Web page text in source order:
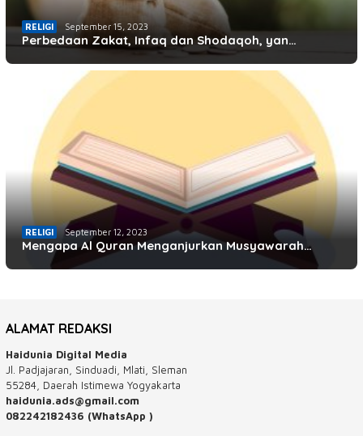
RELIGI September 15, 2023
Perbedaan Zakat, Infaq dan Shodaqoh, yan…
RELIGI September 12, 2023
Mengapa Al Quran Menganjurkan Musyawarah…
ALAMAT REDAKSI
Haidunia Digital Media
Jl. Padjajaran, Sinduadi, Mlati, Sleman
55284, Daerah Istimewa Yogyakarta
haidunia.ads@gmail.com
082242182436 (WhatsApp )